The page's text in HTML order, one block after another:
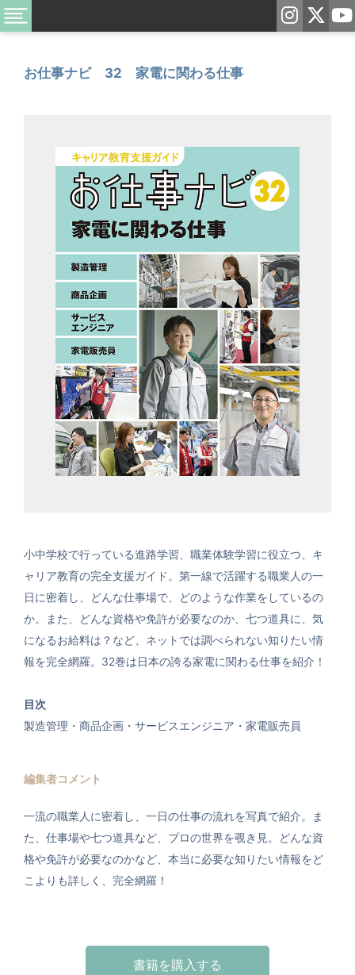
お仕事ナビ 32 家電に関わる仕事
小中学校で行っている進路学習、職業体験学習に役立つ、キ
ャリア教育の完全支援ガイド。第一線で活躍する職業人の一
日に密着し、どんな仕事場で、どのような作業をしているの
か。また、どんな資格や免許が必要なのか、七つ道具に、気
になるお給料は？など、ネットでは調べられない知りたい情
報を完全網羅。32巻は日本の誇る家電に関わる仕事を紹介！
目次
製造管理・商品企画・サービスエンジニア・家電販売員
編集者コメント
一流の職業人に密着し、一日の仕事の流れを写真で紹介。ま
た、仕事場や七つ道具など、プロの世界を覗き見。どんな資
格や免許が必要なのかなど、本当に必要な知りたい情報をど
こよりも詳しく、完全網羅！
書籍を購入する